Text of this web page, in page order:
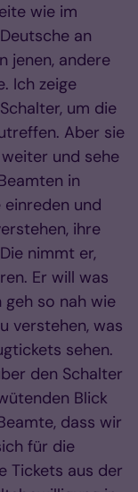
wie im
an
jenen, andere
Ich zeige
um die
Aber sie
und sehe
in
und
ihre
nimmt er,
Er will was
so nah wie
verstehen, was
sehen.
den Schalter
Blick
dass wir
für die
Tickets aus der